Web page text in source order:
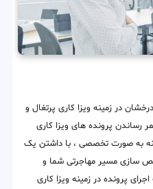
در زمینه ویزا کاری پرتغال و
رساندن پرونده های ویزا کاری
به صورت تخصصی ، با داشتن یک
سازی مسیر مهاجرتی شما و
پرونده در زمینه ویزا کاری